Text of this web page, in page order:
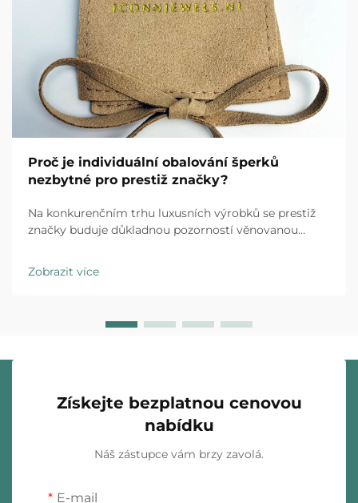
Proč je individuální obalování šperků
nezbytné pro prestiž značky?
Na konkurenčním trhu luxusních výrobků se prestiž
značky buduje důkladnou pozorností věnovanou
šperků představuje první fyzickou interakci mezi vaší
značkou a zákazníkem. Zážitek z rozbalení…
Zobrazit více
Získejte bezplatnou cenovou
nabídku
Náš zástupce vám brzy zavolá.
E-mail